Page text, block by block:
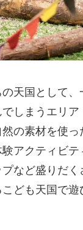
天国として
しまうエリア
の素材を使
アクティビ
など盛りだ
ども天国で遊